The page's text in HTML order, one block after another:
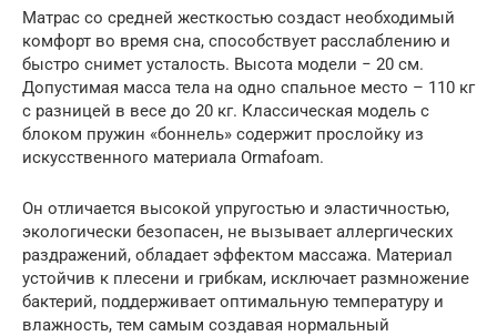
Матрас со средней жесткостью создаст необходимый
комфорт во время сна, способствует расслаблению и
быстро снимет усталость. Высота модели − 20 см.
Допустимая масса тела на одно спальное место – 110 кг
с разницей в весе до 20 кг. Классическая модель с
блоком пружин «боннель» содержит прослойку из
искусственного материала Ormafoam.
Он отличается высокой упругостью и эластичностью,
экологически безопасен, не вызывает аллергических
раздражений, обладает эффектом массажа. Материал
устойчив к плесени и грибкам, исключает размножение
бактерий, поддерживает оптимальную температуру и
влажность, тем самым создавая нормальный